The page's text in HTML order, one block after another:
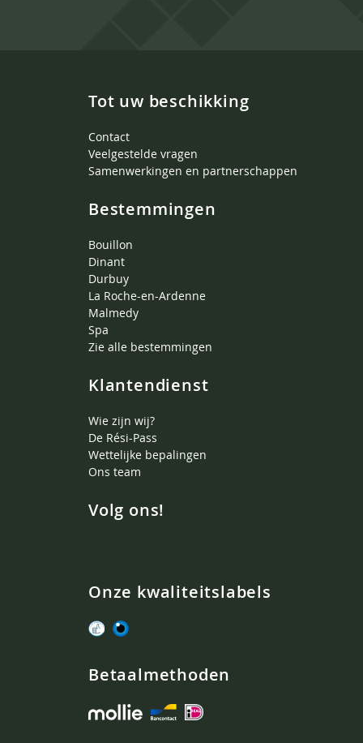
Tot uw beschikking
Contact
Veelgestelde vragen
Samenwerkingen en partnerschappen
Bestemmingen
Bouillon
Dinant
Durbuy
La Roche-en-Ardenne
Malmedy
Spa
Zie alle bestemmingen
Klantendienst
Wie zijn wij?
De Rési-Pass
Wettelijke bepalingen
Ons team
Volg ons!
Onze kwaliteitslabels
Betaalmethoden